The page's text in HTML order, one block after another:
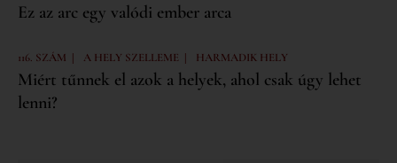
Ez az arc egy valódi ember arca
116. SZÁM | A HELY SZELLEME | HARMADIK HELY
Miért tűnnek el azok a helyek, ahol csak úgy lehet
lenni?